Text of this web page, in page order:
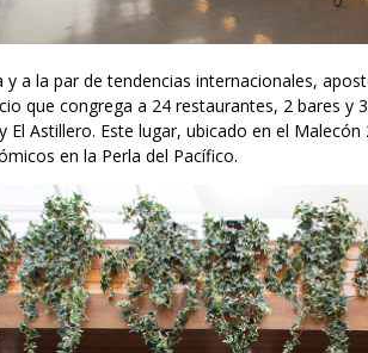
y a la par de tendencias internacionales,
que congrega a 24 restaurantes, 2 bares y
El Astillero. Este lugar, ubicado en el
en la Perla del Pacífico.